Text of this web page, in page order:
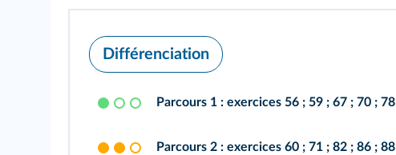
Différenciation
Parcours 1 : exercices 56 ; 59 ; 67 ; 70 ; 78
Parcours 2 : exercices 60 ; 71 ; 82 ; 86 ; 88